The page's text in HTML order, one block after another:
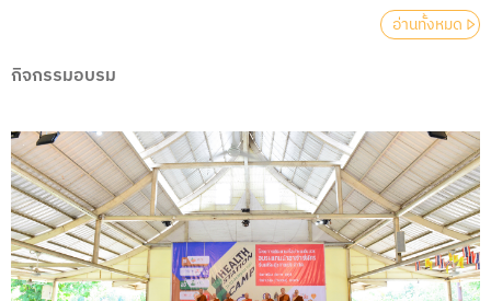
อ่านทั้งหมด
กิจกรรมอบรม